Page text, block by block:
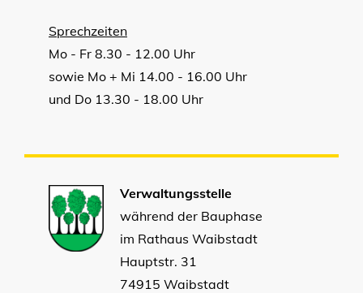
Sprechzeiten
Mo - Fr 8.30 - 12.00 Uhr
sowie Mo + Mi 14.00 - 16.00 Uhr
und Do 13.30 - 18.00 Uhr
Verwaltungsstelle
während der Bauphase
im Rathaus Waibstadt
Hauptstr. 31
74915 Waibstadt